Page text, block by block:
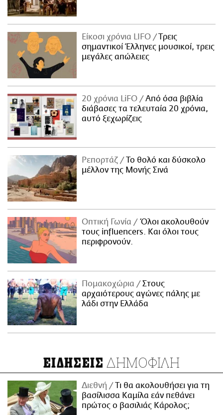
Είκοσι χρόνια LIFO
Tρεις
σημαντικοί Έλληνες μουσικοί, τρεις
μεγάλες απώλειες
20 χρόνια LiFO
Από όσα βιβλία
διάβασες τα τελευταία 20 χρόνια,
αυτό ξεχωρίζεις
Ρεπορτάζ
Το θολό και δύσκολο
μέλλον της Μονής Σινά
Οπτική Γωνία
Όλοι ακολουθούν
τους influencers. Και όλοι τους
περιφρονούν.
Πομακοχώρια
Στους
αρχαιότερους αγώνες πάλης με
λάδι στην Ελλάδα
ΕΙΔΗΣΕΙΣ ΔΗΜΟΦΙΛΗ
Διεθνή
Τι θα ακολουθήσει για τη
βασίλισσα Καμίλα εάν πεθάνει
πρώτος ο βασιλιάς Κάρολος;